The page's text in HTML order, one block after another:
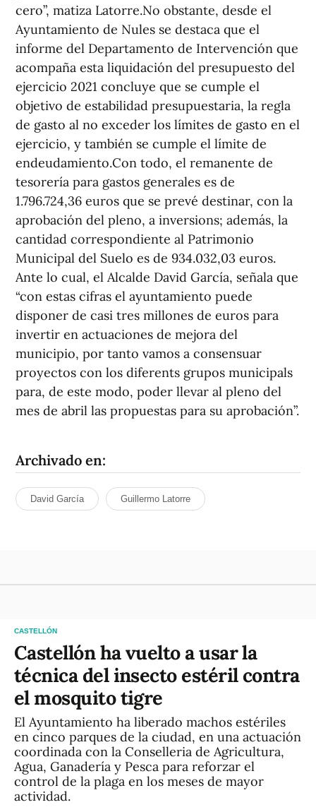
cero”, matiza Latorre.No obstante, desde el
Ayuntamiento de Nules se destaca que el
informe del Departamento de Intervención que
acompaña esta liquidación del presupuesto del
ejercicio 2021 concluye que se cumple el
objetivo de estabilidad presupuestaria, la regla
de gasto al no exceder los límites de gasto en el
ejercicio, y también se cumple el límite de
endeudamiento.Con todo, el remanente de
tesorería para gastos generales es de
1.796.724,36 euros que se prevé destinar, con la
aprobación del pleno, a inversions; además, la
cantidad correspondiente al Patrimonio
Municipal del Suelo es de 934.032,03 euros.
Ante lo cual, el Alcalde David García, señala que
“con estas cifras el ayuntamiento puede
disponer de casi tres millones de euros para
invertir en actuaciones de mejora del
municipio, por tanto vamos a consensuar
proyectos con los diferents grupos municipals
para, de este modo, poder llevar al pleno del
mes de abril las propuestas para su aprobación”.
Archivado en:
David García Guillermo Latorre
CASTELLÓN
Castellón ha vuelto a usar la
técnica del insecto estéril contra
el mosquito tigre
El Ayuntamiento ha liberado machos estériles
en cinco parques de la ciudad, en una actuación
coordinada con la Conselleria de Agricultura,
Agua, Ganadería y Pesca para reforzar el
control de la plaga en los meses de mayor
actividad.